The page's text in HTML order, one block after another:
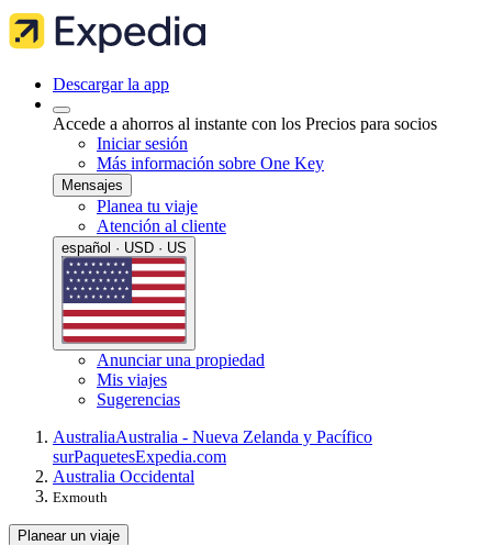
Descargar la app
Accede a ahorros al instante con los Precios para socios
Iniciar sesión
Más información sobre One Key
Mensajes
Planea tu viaje
Atención al cliente
español · USD · US
Anunciar una propiedad
Mis viajes
Sugerencias
AustraliaAustralia - Nueva Zelanda y Pacífico
surPaquetesExpedia.com
Australia Occidental
Exmouth
Planear un viaje